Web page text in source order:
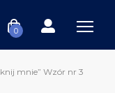
0
mnie” Wzór nr 3